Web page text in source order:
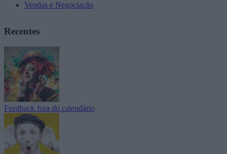
Vendas e Negociação
Recentes
Feedback fora do calendário